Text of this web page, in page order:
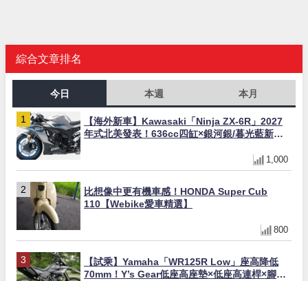
綜合文章排名
今日 本週 本月
【海外新車】Kawasaki「Ninja ZX-6R」2027
年式北美發表！636cc四缸×銀河銀/暮光藍新色
1,000
比想像中更有機車感！HONDA Super Cub
110【Webike愛車精選】
800
【試乘】Yamaha「WR125R Low」座高降低
70mm！Y’s Gear低座高座墊×低座高連桿×腳踏